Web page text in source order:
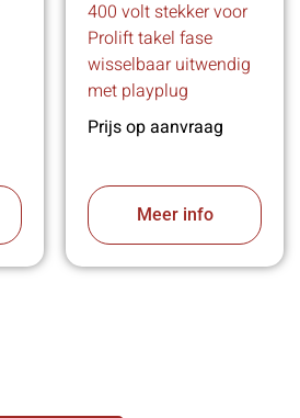
400 volt stekker voor
Prolift takel fase
wisselbaar uitwendig
met playplug
Prijs op aanvraag
Meer info